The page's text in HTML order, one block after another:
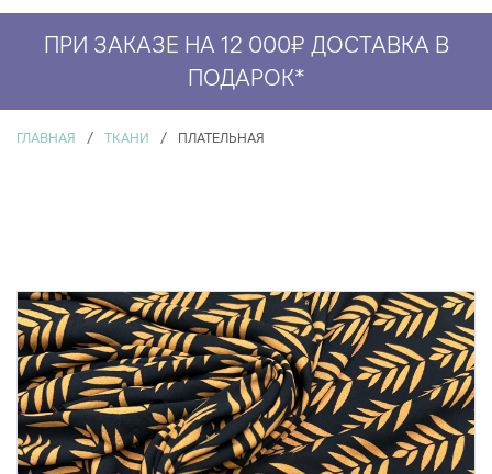
ПРИ ЗАКАЗЕ НА 12 000₽ ДОСТАВКА В
ПОДАРОК*
СКИДКА 5% НА ПЕРВЫЙ ЗАКАЗ*
ГЛАВНАЯ / ТКАНИ / ПЛАТЕЛЬНАЯ